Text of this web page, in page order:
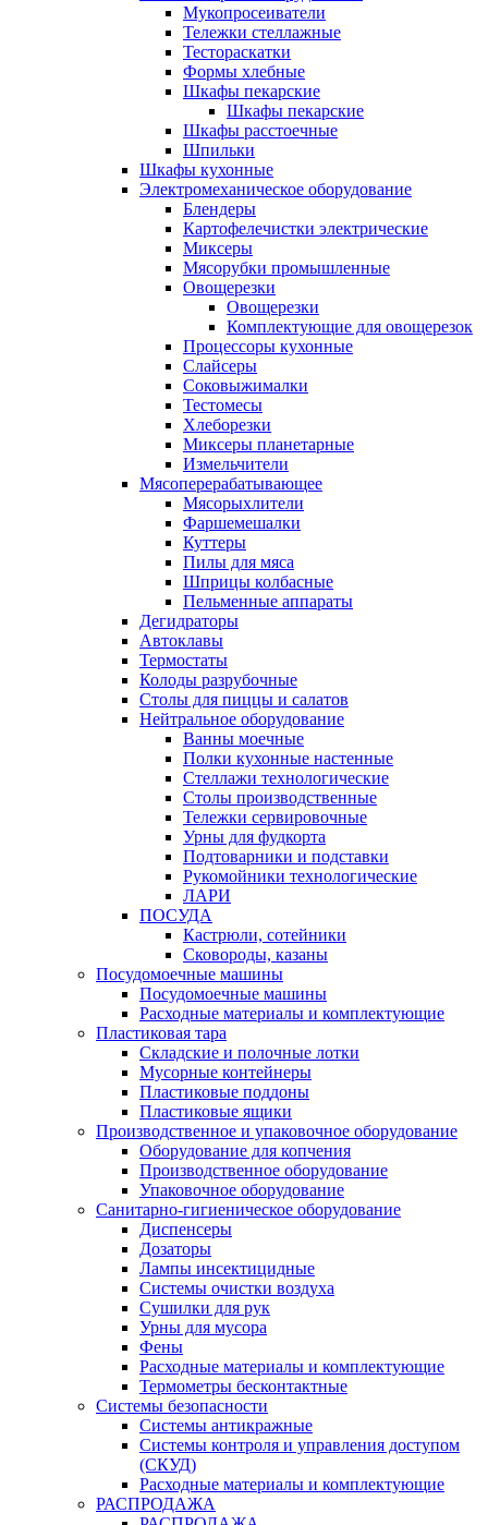
Мукопросеиватели
Тележки стеллажные
Тестораскатки
Формы хлебные
Шкафы пекарские
Шкафы пекарские
Шкафы расстоечные
Шпильки
Шкафы кухонные
Электромеханическое оборудование
Блендеры
Картофелечистки электрические
Миксеры
Мясорубки промышленные
Овощерезки
Овощерезки
Комплектующие для овощерезок
Процессоры кухонные
Слайсеры
Соковыжималки
Тестомесы
Хлеборезки
Миксеры планетарные
Измельчители
Мясоперерабатывающее
Мясорыхлители
Фаршемешалки
Куттеры
Пилы для мяса
Шприцы колбасные
Пельменные аппараты
Дегидраторы
Автоклавы
Термостаты
Колоды разрубочные
Столы для пиццы и салатов
Нейтральное оборудование
Ванны моечные
Полки кухонные настенные
Стеллажи технологические
Столы производственные
Тележки сервировочные
Урны для фудкорта
Подтоварники и подставки
Рукомойники технологические
ЛАРИ
ПОСУДА
Кастрюли, сотейники
Сковороды, казаны
Посудомоечные машины
Посудомоечные машины
Расходные материалы и комплектующие
Пластиковая тара
Складские и полочные лотки
Мусорные контейнеры
Пластиковые поддоны
Пластиковые ящики
Производственное и упаковочное оборудование
Оборудование для копчения
Производственное оборудование
Упаковочное оборудование
Санитарно-гигиеническое оборудование
Диспенсеры
Дозаторы
Лампы инсектицидные
Системы очистки воздуха
Сушилки для рук
Урны для мусора
Фены
Расходные материалы и комплектующие
Термометры бесконтактные
Системы безопасности
Системы антикражные
Системы контроля и управления доступом
(СКУД)
Расходные материалы и комплектующие
РАСПРОДАЖА